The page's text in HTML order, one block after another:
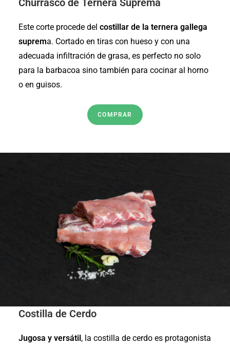
Churrasco de Ternera Suprema
Este corte procede del costillar de la ternera gallega
suprema. Cortado en tiras con hueso y con una
adecuada infiltración de grasa, es perfecto no solo
para la barbacoa sino también para cocinar al horno
o en guisos.
COMPRAR
Costilla de Cerdo
Jugosa y versátil, la costilla de cerdo es protagonista